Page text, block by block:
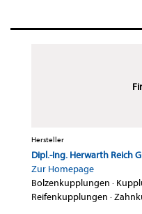
Hersteller
Dipl.-Ing. Herwarth Reich
Zur Homepage
Bolzenkupplungen ·
Reifenkupplungen ·